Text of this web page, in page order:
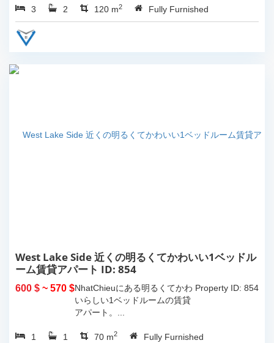
3 2 120 m2 Fully Furnished
West Lake Side 近くの明るくてかわいい1ベッドル
ーム賃貸アパート ID: 854
600 $ ~ 570 $ Property ID: 854
NhatChieuにある明るくてかわ
いらしい1ベッドルームの賃貸
アパート。...
1 1 70 m2 Fully Furnished